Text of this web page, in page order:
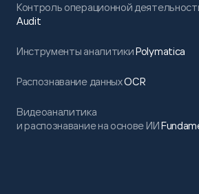
Контроль операционной
Audit
Инструменты аналитикиPolymatica
Распознавание данныхOCR
Видеоаналитика
и распознавание на основе ИИ